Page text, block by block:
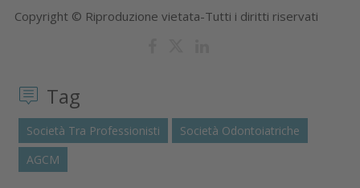
Copyright © Riproduzione vietata-Tutti i diritti riservati
Tag
Società Tra Professionisti
Società Odontoiatriche
AGCM